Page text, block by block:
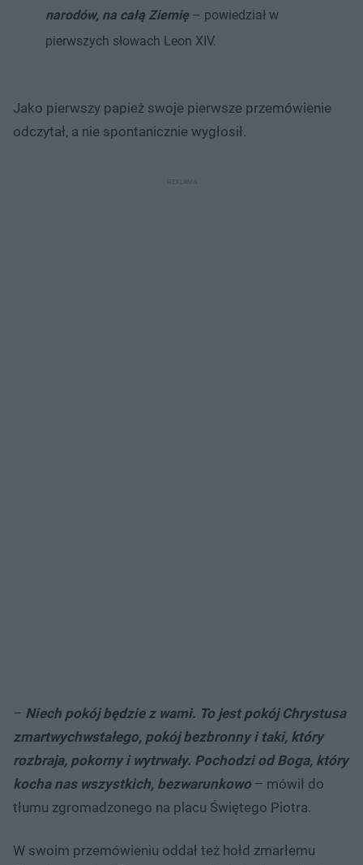
narodów, na całą Ziemię– powiedział w
pierwszych słowach Leon XIV.
Jako pierwszy papież swoje pierwsze przemówienie
odczytał, a nie spontanicznie wygłosił.
– Niech pokój będzie z wami. To jest pokój Chrystusa
zmartwychwstałego, pokój bezbronny i taki, który
rozbraja, pokorny i wytrwały. Pochodzi od Boga, który
kocha nas wszystkich, bezwarunkowo – mówił do
tłumu zgromadzonego na placu Świętego Piotra.
W swoim przemówieniu oddał też hołd zmarłemu